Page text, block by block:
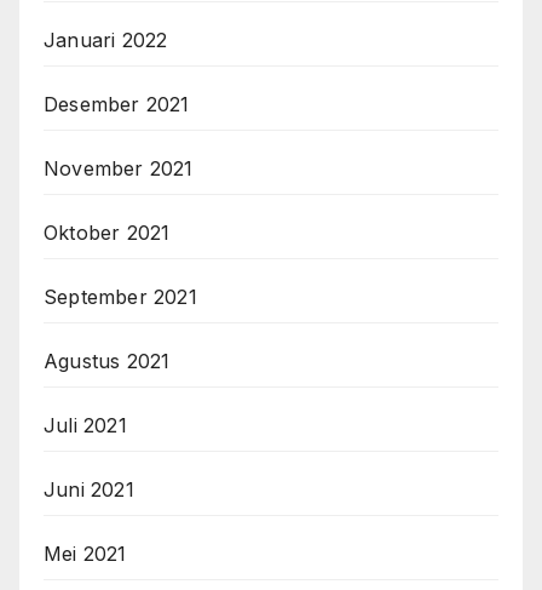
Januari 2022
Desember 2021
November 2021
Oktober 2021
September 2021
Agustus 2021
Juli 2021
Juni 2021
Mei 2021